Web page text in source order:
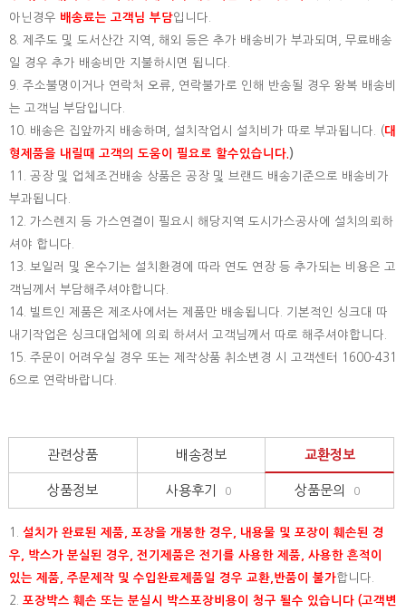
아닌경우 배송료는 고객님 부담입니다.
8. 제주도 및 도서산간 지역, 해외 등은 추가 배송비가 부과되며, 무료배송
일 경우 추가 배송비만 지불하시면 됩니다.
9. 주소불명이거나 연락처 오류, 연락불가로 인해 반송될 경우 왕복 배송비
는 고객님 부담입니다.
10. 배송은 집앞까지 배송하며, 설치작업시 설치비가 따로 부과됩니다. (대
형제품을 내릴때 고객의 도움이 필요로 할수있습니다. )
11. 공장 및 업체조건배송 상품은 공장 및 브랜드 배송기준으로 배송비가
부과됩니다.
12. 가스렌지 등 가스연결이 필요시 해당지역 도시가스공사에 설치의뢰하
셔야 합니다.
13. 보일러 및 온수기는 설치환경에 따라 연도 연장 등 추가되는 비용은 고
객님께서 부담해주셔야합니다.
14. 빌트인 제품은 제조사에서는 제품만 배송됩니다. 기본적인 싱크대 따
내기작업은 싱크대업체에 의뢰 하셔서 고객님께서 따로 해주셔야합니다.
15. 주문이 어려우실 경우 또는 제작상품 취소변경 시 고객센터 1600-431
6으로 연락바랍니다.
관련상품 배송정보 교환정보
상품정보 사용후기 0 상품문의 0
1. 설치가 완료된 제품, 포장을 개봉한 경우, 내용물 및 포장이 훼손된 경
우, 박스가 분실된 경우, 전기제품은 전기를 사용한 제품, 사용한 흔적이
있는 제품, 주문제작 및 수입완료제품일 경우 교환,반품이 불가합니다.
2. 포장박스 훼손 또는 분실시 박스포장비용이 청구 될수 있습니다 (고객변